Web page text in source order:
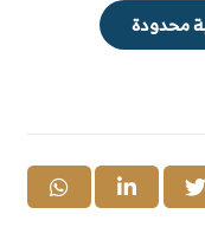
محدودة